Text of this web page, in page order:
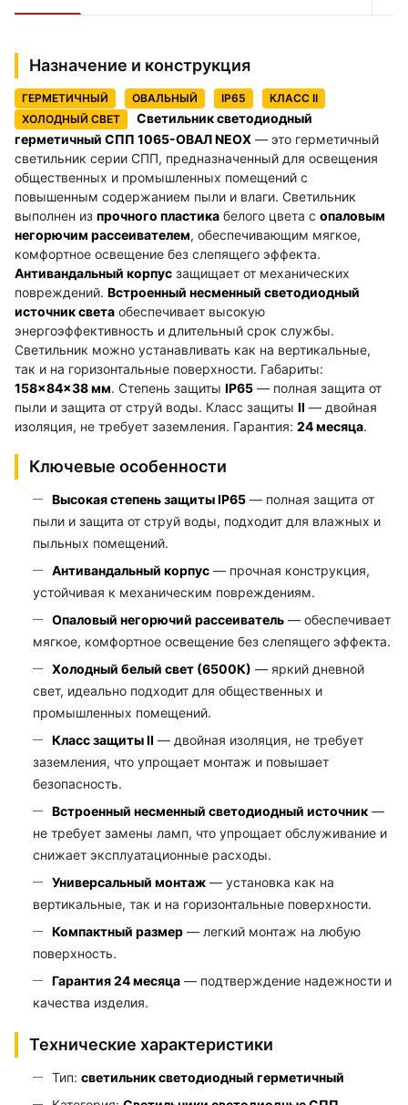
Назначение и конструкция
ГЕРМЕТИЧНЫЙ ОВАЛЬНЫЙ IP65
КЛАСС II
ХОЛОДНЫЙ СВЕТ
Светильник светодиодный
герметичный СПП 1065-ОВАЛ NEOX — это герметичный
светильник серии СПП, предназначенный для освещения
общественных и промышленных помещений с
повышенным содержанием пыли и влаги. Светильник
выполнен из прочного пластика белого цвета с опаловым
негорючим рассеивателем, обеспечивающим мягкое,
комфортное освещение без слепящего эффекта.
Антивандальный корпус защищает от механических
повреждений. Встроенный несменный светодиодный
источник света обеспечивает высокую
энергоэффективность и длительный срок службы.
Светильник можно устанавливать как на вертикальные,
так и на горизонтальные поверхности. Габариты:
158×84×38 мм. Степень защиты IP65 — полная защита от
пыли и защита от струй воды. Класс защиты II — двойная
изоляция, не требует заземления. Гарантия: 24 месяца.
Ключевые особенности
Высокая степень защиты IP65 — полная защита от
пыли и защита от струй воды, подходит для влажных и
пыльных помещений.
Антивандальный корпус — прочная конструкция,
устойчивая к механическим повреждениям.
Опаловый негорючий рассеиватель — обеспечивает
мягкое, комфортное освещение без слепящего эффекта.
Холодный белый свет (6500К) — яркий дневной
свет, идеально подходит для общественных и
промышленных помещений.
Класс защиты II — двойная изоляция, не требует
заземления, что упрощает монтаж и повышает
безопасность.
Встроенный несменный светодиодный источник —
не требует замены ламп, что упрощает обслуживание и
снижает эксплуатационные расходы.
Универсальный монтаж — установка как на
вертикальные, так и на горизонтальные поверхности.
Компактный размер — легкий монтаж на любую
поверхность.
Гарантия 24 месяца — подтверждение надежности и
качества изделия.
Технические характеристики
Тип: светильник светодиодный герметичный